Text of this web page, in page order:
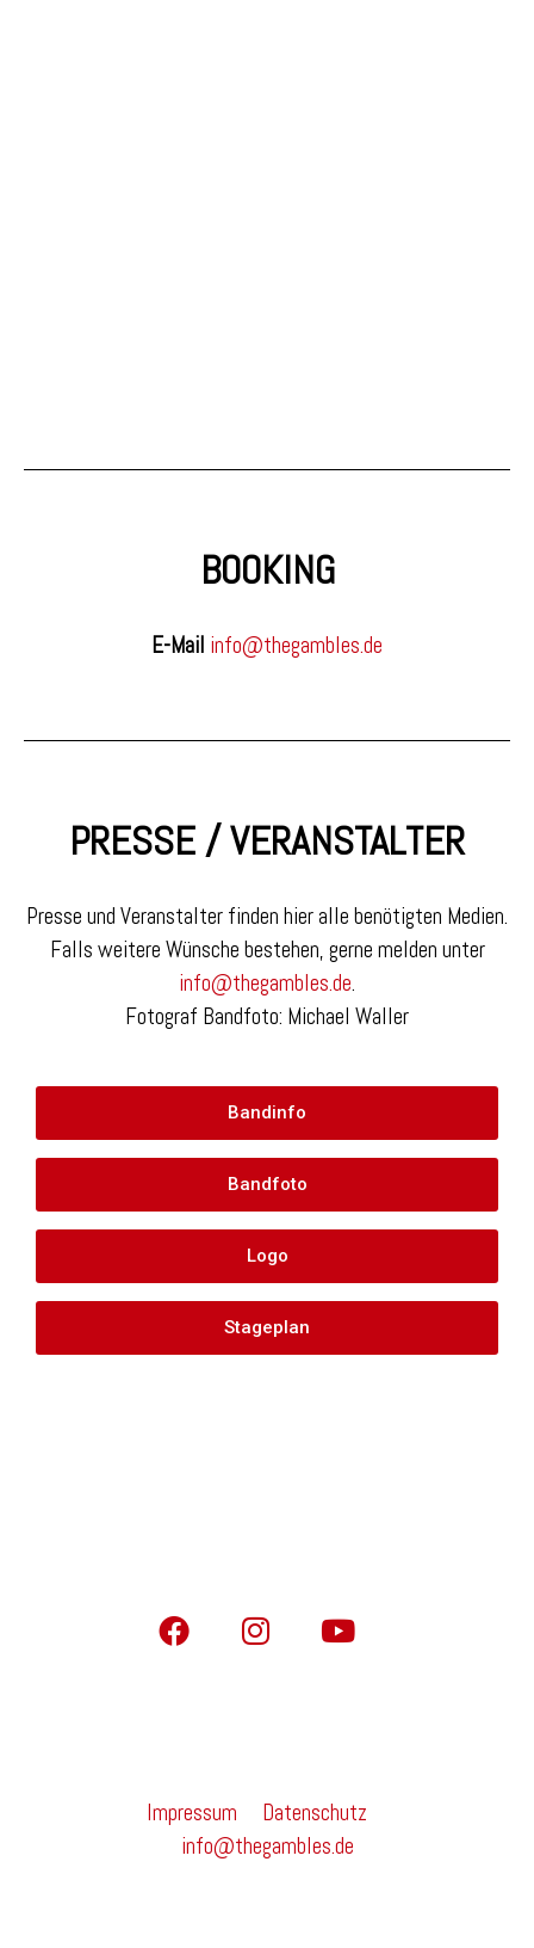
BOOKING
E-Mail info@thegambles.de
PRESSE / VERANSTALTER
Presse und Veranstalter finden hier alle benötigten Medien.
Falls weitere Wünsche bestehen, gerne melden unter
info@thegambles.de.
Fotograf Bandfoto: Michael Waller
Bandinfo
Bandfoto
Logo
Stageplan
Impressum Datenschutz
info@thegambles.de